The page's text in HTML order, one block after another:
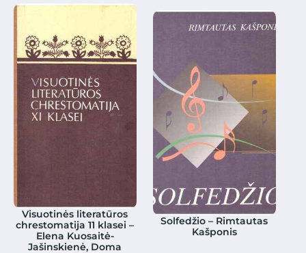
Visuotinės literatūros
chrestomatija 11 klasei –
Elena Kuosaitė-
Jašinskienė, Doma
Solfedžio – Rimtautas
Kašponis